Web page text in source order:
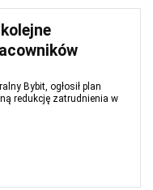
Bybit, ogłosił plan
redukcję zatrudnienia w